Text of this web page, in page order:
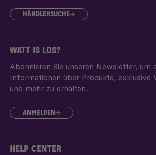
HÄNDLERSUCHE
WATT IS LOS?
Abonnieren Sie unseren Newsletter, um
Informationen über Produkte, exklusive
und mehr zu erhalten.
ANMELDEN
HELP CENTER